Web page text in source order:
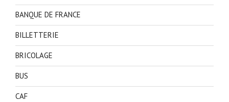
BANQUE DE FRANCE
BILLETTERIE
BRICOLAGE
BUS
CAF